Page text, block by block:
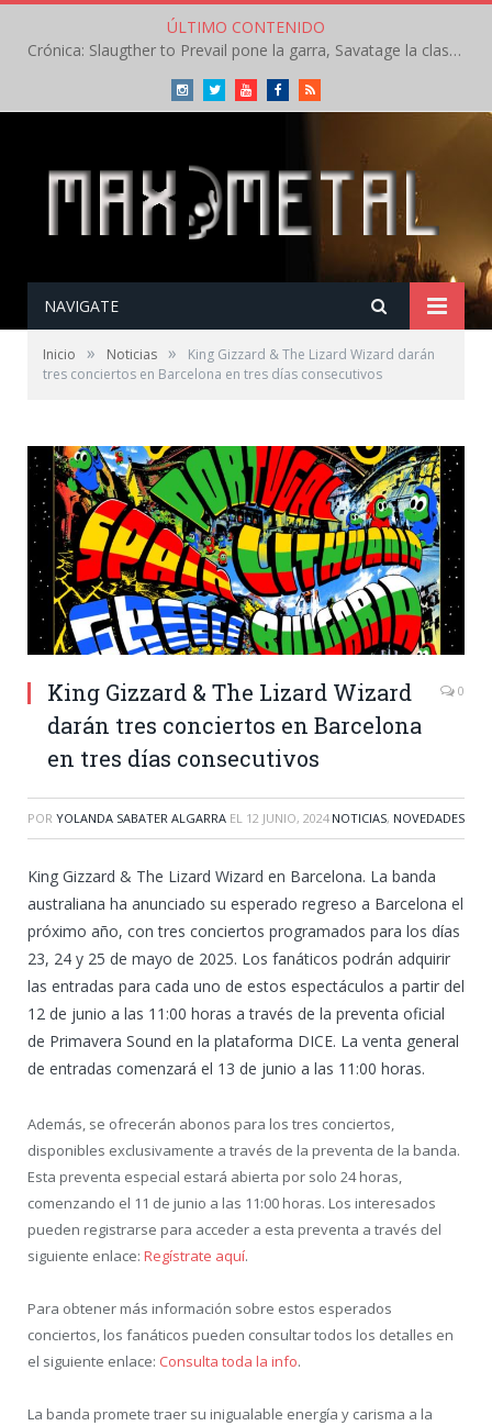
ÚLTIMO CONTENIDO
Crónica: Slaugther to Prevail pone la garra, Savatage la clase en la apertura del Leyendas del Rock – Miércoles – Agosto 2026
InstagramTwitterYoutubeFacebookRSS
NAVIGATE
Inicio » Noticias »
King Gizzard & The Lizard Wizard darán
tres conciertos en Barcelona en tres días consecutivos
King Gizzard & The Lizard Wizard
darán tres conciertos en Barcelona
en tres días consecutivos
0
POR YOLANDA SABATER ALGARRA EL 12 JUNIO, 2024 NOTICIAS, NOVEDADES
King Gizzard & The Lizard Wizard en Barcelona. La banda
australiana ha anunciado su esperado regreso a Barcelona el
próximo año, con tres conciertos programados para los días
23, 24 y 25 de mayo de 2025. Los fanáticos podrán adquirir
las entradas para cada uno de estos espectáculos a partir del
12 de junio a las 11:00 horas a través de la preventa oficial
de Primavera Sound en la plataforma DICE. La venta general
de entradas comenzará el 13 de junio a las 11:00 horas.
Además, se ofrecerán abonos para los tres conciertos,
disponibles exclusivamente a través de la preventa de la banda.
Esta preventa especial estará abierta por solo 24 horas,
comenzando el 11 de junio a las 11:00 horas. Los interesados
pueden registrarse para acceder a esta preventa a través del
siguiente enlace: Regístrate aquí.
Para obtener más información sobre estos esperados
conciertos, los fanáticos pueden consultar todos los detalles en
el siguiente enlace: Consulta toda la info.
La banda promete traer su inigualable energía y carisma a la